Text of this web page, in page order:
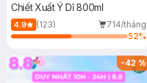
Chiết Xuất Ý Dĩ 800ml
4.9 (123)
714/tháng
52%
-42%